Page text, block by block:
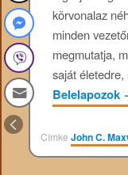
körvonalaz
minden
megmutatja,
saját
Belelapozok
CímkeJohn C.